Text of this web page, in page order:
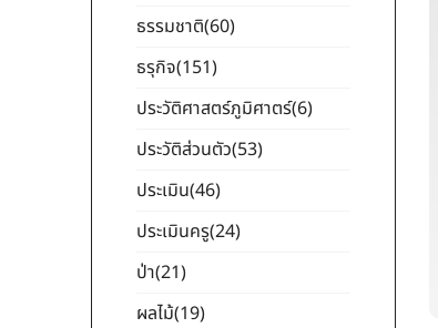
ธรรมชาติ(60)
ธรุกิจ(151)
ประวัติศาสตร์ภูมิศาตร์(6)
ประวัติส่วนตัว(53)
ประเมิน(46)
ประเมินครู(24)
ป่า(21)
ผลไม้(19)